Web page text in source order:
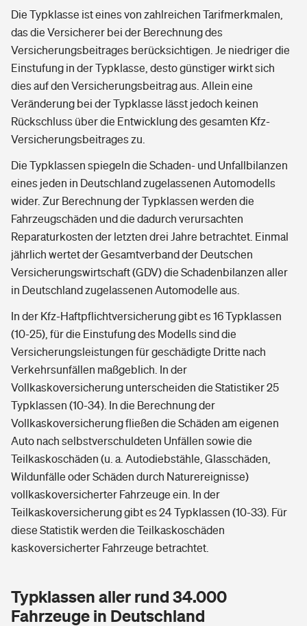
Die Typklasse ist eines von zahlreichen Tarifmerkmalen,
das die Versicherer bei der Berechnung des
Versicherungsbeitrages berücksichtigen. Je niedriger die
Einstufung in der Typklasse, desto günstiger wirkt sich
dies auf den Versicherungsbeitrag aus. Allein eine
Veränderung bei der Typklasse lässt jedoch keinen
Rückschluss über die Entwicklung des gesamten Kfz-
Versicherungsbeitrages zu.
Die Typklassen spiegeln die Schaden- und Unfallbilanzen
eines jeden in Deutschland zugelassenen Automodells
wider. Zur Berechnung der Typklassen werden die
Fahrzeugschäden und die dadurch verursachten
Reparaturkosten der letzten drei Jahre betrachtet. Einmal
jährlich wertet der Gesamtverband der Deutschen
Versicherungswirtschaft (GDV) die Schadenbilanzen aller
in Deutschland zugelassenen Automodelle aus.
In der Kfz-Haftpflichtversicherung gibt es 16 Typklassen
(10-25), für die Einstufung des Modells sind die
Versicherungsleistungen für geschädigte Dritte nach
Verkehrsunfällen maßgeblich. In der
Vollkaskoversicherung unterscheiden die Statistiker 25
Typklassen (10-34). In die Berechnung der
Vollkaskoversicherung fließen die Schäden am eigenen
Auto nach selbstverschuldeten Unfällen sowie die
Teilkaskoschäden (u. a. Autodiebstähle, Glasschäden,
Wildunfälle oder Schäden durch Naturereignisse)
vollkaskoversicherter Fahrzeuge ein. In der
Teilkaskoversicherung gibt es 24 Typklassen (10-33). Für
diese Statistik werden die Teilkaskoschäden
kaskoversicherter Fahrzeuge betrachtet.
Typklassen aller rund 34.000
Fahrzeuge in Deutschland